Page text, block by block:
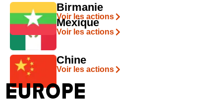
Mexique
Voir les actions
Birmanie
Voir les actions
Chine
Voir les actions
EUROPE